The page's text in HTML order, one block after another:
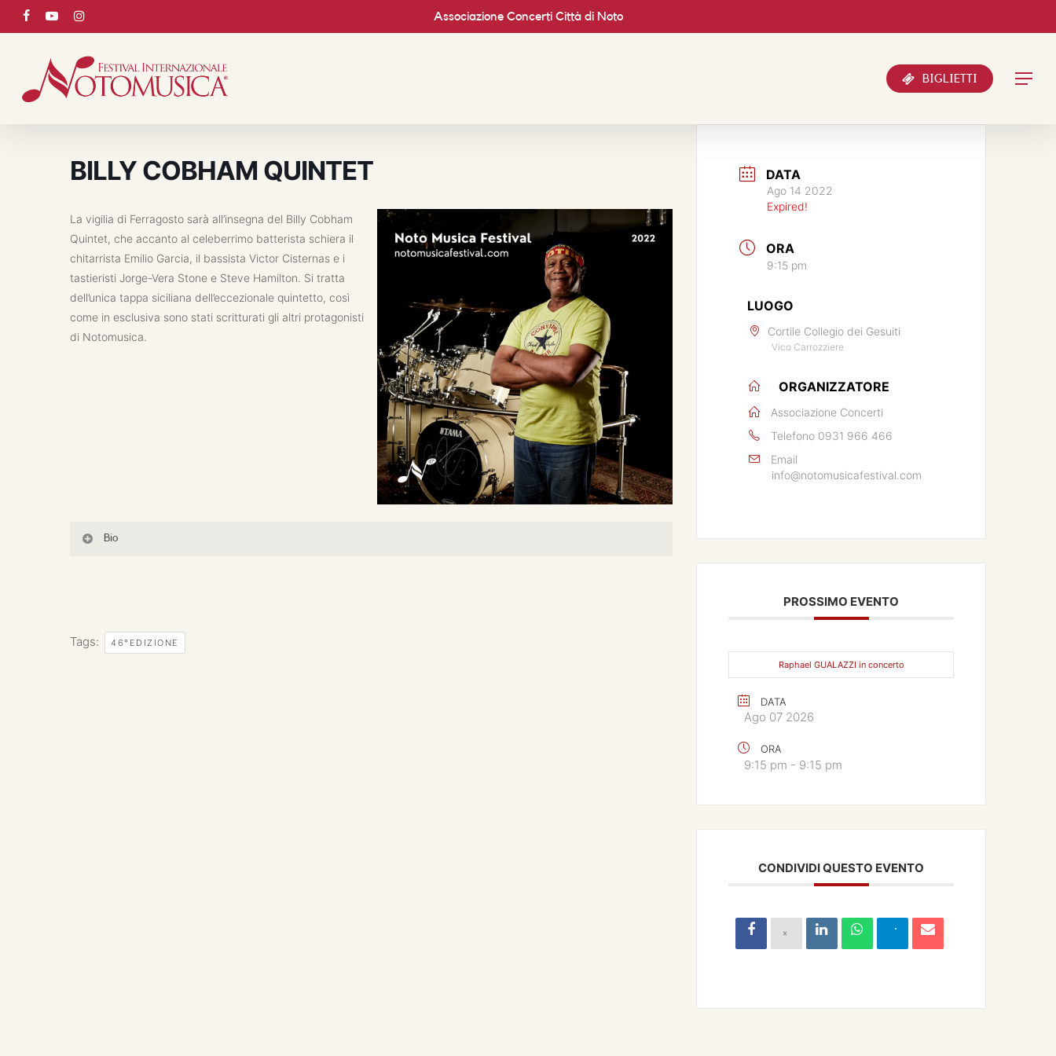
facebookyoutubeinstagram Associazione Concerti Città di Noto
BIGLIETTI Menu
BILLY COBHAM QUINTET
La vigilia di Ferragosto sarà all’insegna del Billy Cobham
Quintet, che accanto al celeberrimo batterista schiera il
chitarrista Emilio Garcia, il bassista Victor Cisternas e i
tastieristi Jorge-Vera Stone e Steve Hamilton. Si tratta
dell’unica tappa siciliana dell’eccezionale quintetto, così
come in esclusiva sono stati scritturati gli altri protagonisti
di Notomusica.
Bio
Tags: 46°EDIZIONE
DATA
Ago 14 2022
Expired!
ORA
9:15 pm
LUOGO
Cortile Collegio dei Gesuiti
Vico Carrozziere
ORGANIZZATORE
Associazione Concerti
Telefono 0931 966 466
Email
info@notomusicafestival.com
PROSSIMO EVENTO
Raphael GUALAZZI in concerto
DATA
Ago 07 2026
ORA
9:15 pm - 9:15 pm
CONDIVIDI QUESTO EVENTO